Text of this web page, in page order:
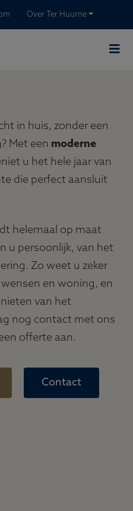
Over Ter Huurne
in huis, zonder een
Met een moderne
u het hele jaar van
die perfect aansluit
helemaal op maat
u persoonlijk, van het
Zo weet u zeker
en woning, en
van het
nog contact met ons
offerte aan.
Contact